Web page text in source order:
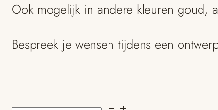
Ook mogelijk in andere kleuren goud,
Bespreek je wensen tijdens een